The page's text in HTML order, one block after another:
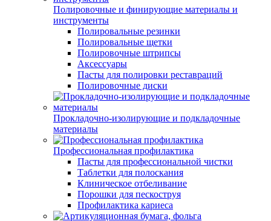
Полировочные и финирующие материалы и
инструменты
Полировальные резинки
Полировальные щетки
Полировочные штрипсы
Аксессуары
Пасты для полировки реставраций
Полировочные диски
Прокладочно-изолирующие и подкладочные
материалы
Профессиональная профилактика
Пасты для профессиональной чистки
Таблетки для полоскания
Клиническое отбеливание
Порошки для пескоструя
Профилактика кариеса